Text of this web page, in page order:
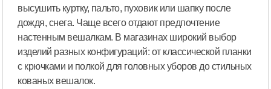
высушить куртку, пальто, пуховик или шапку после
дождя, снега. Чаще всего отдают предпочтение
настенным вешалкам. В магазинах широкий выбор
изделий разных конфигураций: от классической планки
с крючками и полкой для головных уборов до стильных
кованых вешалок.